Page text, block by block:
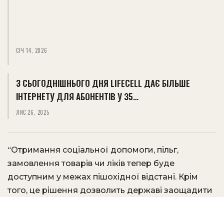
СІЧ 14, 2026
З СЬОГОДНІШНЬОГО ДНЯ LIFECELL ДАЄ БІЛЬШЕ
ІНТЕРНЕТУ ДЛЯ АБОНЕНТІВ У 35…
ЛИС 26, 2025
“Отримання соціальної допомоги, пільг,
замовлення товарів чи ліків тепер буде
доступним у межах пішохідної відстані. Крім
того, це рішення дозволить державі заощадити